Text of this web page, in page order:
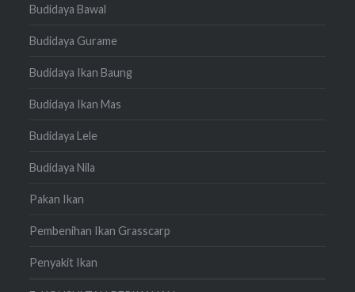
Budidaya Bawal
Budidaya Gurame
Budidaya Ikan Baung
Budidaya Ikan Mas
Budidaya Lele
Budidaya Nila
Pakan Ikan
Pembenihan Ikan Grasscarp
Penyakit Ikan